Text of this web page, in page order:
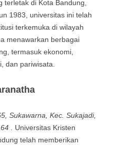
terletak di Kota Bandung,
1983, universitas ini telah
terkemuka di wilayah
menawarkan berbagai
termasuk ekonomi,
dan pariwisata.
Sukawarna, Kec. Sukajadi,
. Universitas Kristen
telah memberikan